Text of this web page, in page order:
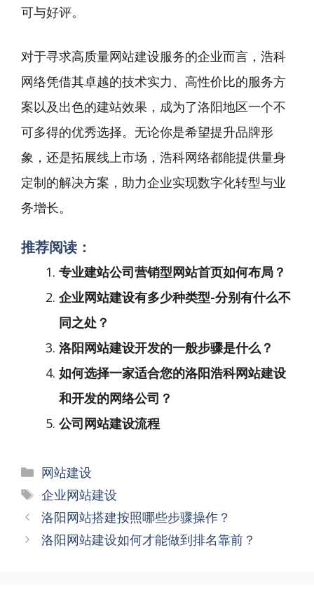
可与好评。
对于寻求高质量网站建设服务的企业而言，浩科
网络凭借其卓越的技术实力、高性价比的服务方
案以及出色的建站效果，成为了洛阳地区一个不
可多得的优秀选择。无论你是希望提升品牌形
象，还是拓展线上市场，浩科网络都能提供量身
定制的解决方案，助力企业实现数字化转型与业
务增长。
推荐阅读：
专业建站公司营销型网站首页如何布局？
企业网站建设有多少种类型-分别有什么不
同之处？
洛阳网站建设开发的一般步骤是什么？
如何选择一家适合您的洛阳浩科网站建设
和开发的网络公司？
公司网站建设流程
分
类
网站建设
标
签
企业网站建设
文
章
洛阳网站搭建按照哪些步骤操作？
洛阳网站建设如何才能做到排名靠前？